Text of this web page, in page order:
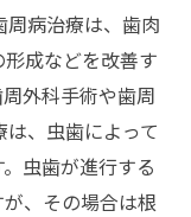
周病治療は、歯肉
成などを改善す
外科手術や歯周
、虫歯によって
虫歯が進行する
、その場合は根